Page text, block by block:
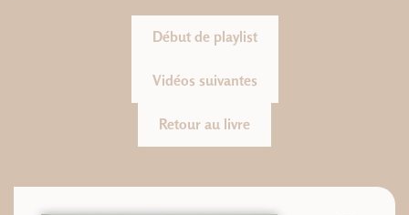
Début de playlist
Vidéos suivantes
Retour au livre